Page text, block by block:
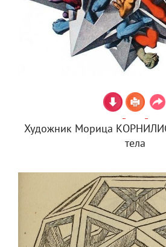
Художник Морица
тела